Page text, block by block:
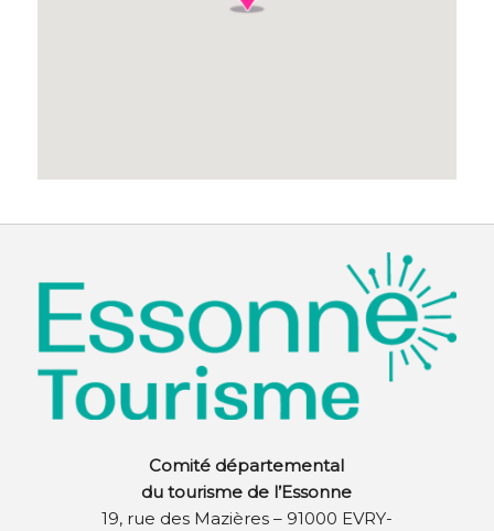
Comité départemental
du tourisme de l’Essonne
19, rue des Mazières – 91000 EVRY-